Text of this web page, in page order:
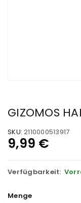
GIZOMOS
SKU: 2110000513917
9,99 €
Verfügbarkeit:
Menge